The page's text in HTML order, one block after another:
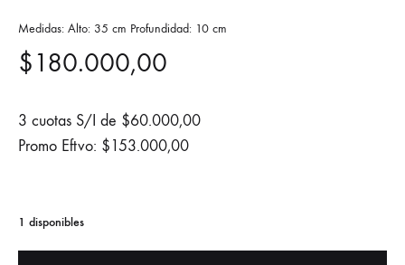
Medidas: Alto: 35 cm Profundidad: 10 cm
$180.000,00
3 cuotas S/I de $60.000,00
Promo Eftvo: $153.000,00
1 disponibles